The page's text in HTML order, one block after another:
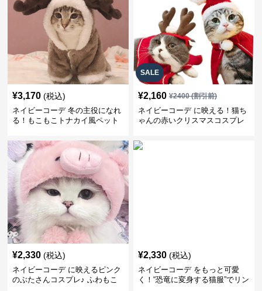
¥3,170 (税込)
ネイビーコーデ 冬の主役になれ
る！もこもこトナカイ風ペット
SALE
¥2,160 ¥2400(割引前)
ネイビーコーデ に映える！猫ち
ゃんの赤いクリスマスコスプレ
¥2,330 (税込)
ネイビーコーデ に映えるピンク
のぶたさんコスプレ♪ ふわもこ
¥2,330 (税込)
ネイビーコーデ をもっと可愛
く！“恐竜に変身する猫服”でリン